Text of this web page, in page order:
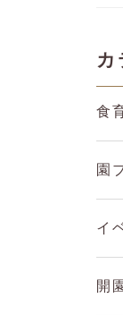
カ
食
園
イ
開